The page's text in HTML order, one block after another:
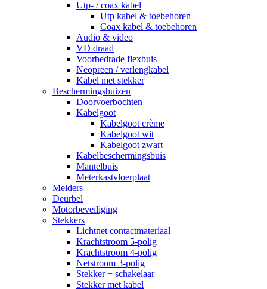
Utp- / coax kabel
Utp kabel & toebehoren
Coax kabel & toebehoren
Audio & video
VD draad
Voorbedrade flexbuis
Neopreen / verlengkabel
Kabel met stekker
Beschermingsbuizen
Doorvoerbochten
Kabelgoot
Kabelgoot crème
Kabelgoot wit
Kabelgoot zwart
Kabelbeschermingsbuis
Mantelbuis
Meterkastvloerplaat
Melders
Deurbel
Motorbeveiliging
Stekkers
Lichtnet contactmateriaal
Krachtstroom 5-polig
Krachtstroom 4-polig
Netstroom 3-polig
Stekker + schakelaar
Stekker met kabel